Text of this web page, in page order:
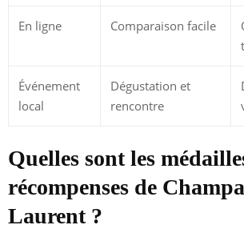
En ligne Comparaison facile
Événement
local
Dégustation et
rencontre
Quelles sont les
récompenses de
Laurent ?